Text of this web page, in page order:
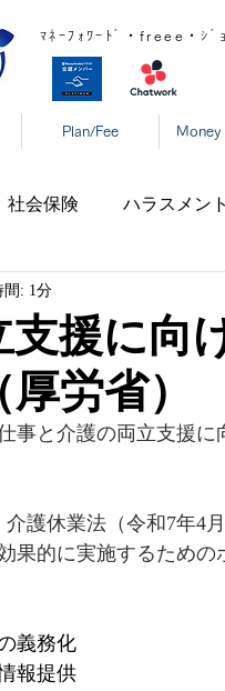
ﾏﾈｰﾌｫﾜｰﾄﾞ・freee・ｼ
Plan/Fee Money
社会保険 ハラスメント
高齢者雇用
DX 事業復活支援金
援に向
労省）
間: 1分
事と介護の両立支援
護休業法（令和7年4
果的に実施するための
義務化
報提供